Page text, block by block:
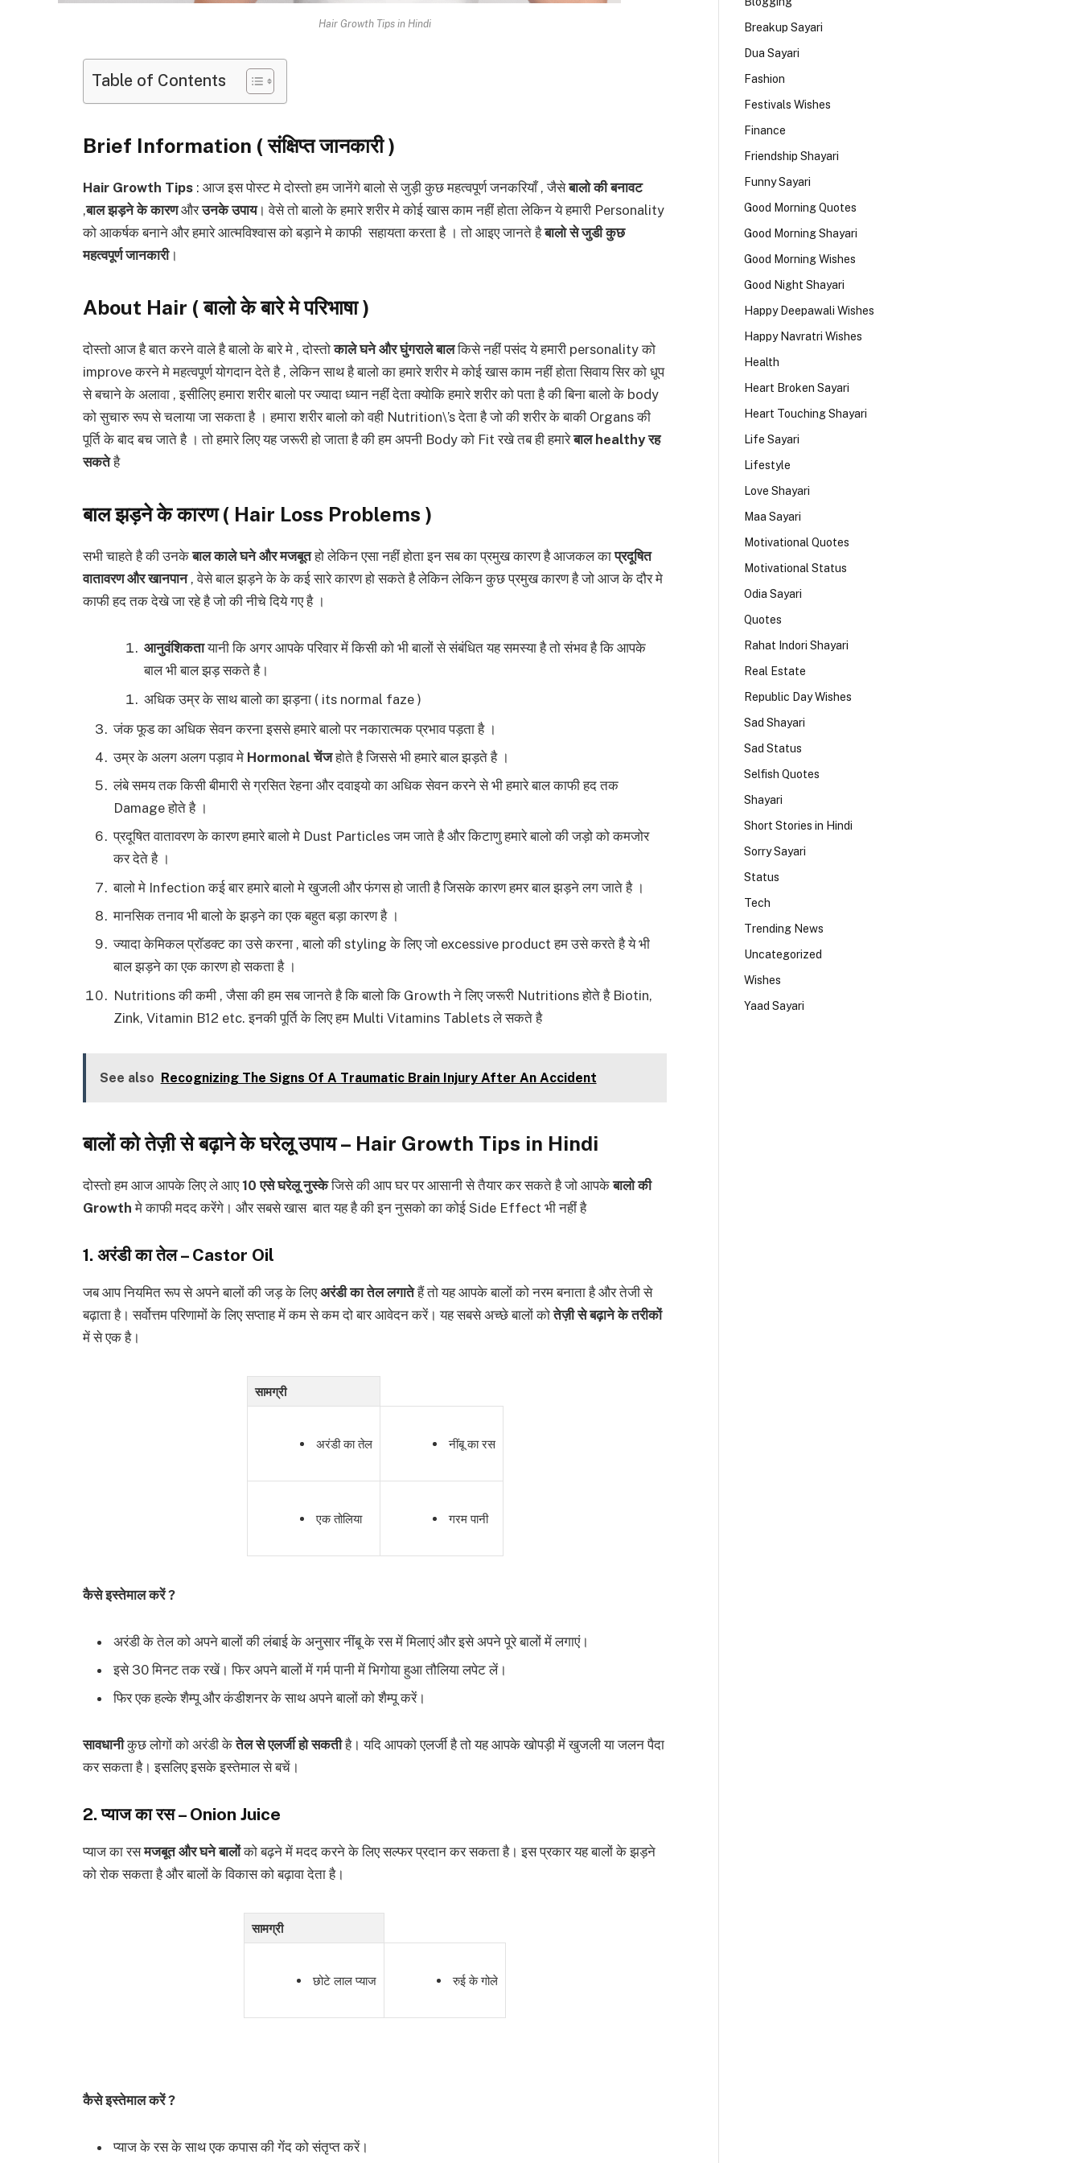
Hair Growth Tips in Hindi
Table of Contents
Brief Information ( संक्षिप्त जानकारी )
Hair Growth Tips : आज इस पोस्ट मे दोस्तो हम जानेंगे बालो से जुड़ी कुछ महत्वपूर्ण जनकरियाँ , जैसेबालो की बनावट
,बाल झड़ने के कारणऔरउनके उपाय। वेसे तो बालो के हमारे शरीर मे कोई खास काम नहीं होता लेकिन ये हमारी Personality
को आकर्षक बनाने और हमारे आत्मविश्वास को बड़ाने मे काफी सहायता करता है । तो आइए जानते हैबालो से जुडी कुछ
महत्वपूर्ण जानकारी।
About Hair ( बालो के बारे मे परिभाषा )
दोस्तो आज है बात करने वाले है बालो के बारे मे , दोस्तोकाले घने और घुंगराले बालकिसे नहीं पसंद ये हमारी personality को
improve करने मे महत्वपूर्ण योगदान देते है , लेकिन साथ है बालो का हमारे शरीर मे कोई खास काम नहीं होता सिवाय सिर को धूप
से बचाने के अलावा , इसीलिए हमारा शरीर बालो पर ज्यादा ध्यान नहीं देता क्योकि हमारे शरीर को पता है की बिना बालो के body
को सुचारु रूप से चलाया जा सकता है । हमारा शरीर बालो को वही Nutrition\’s देता है जो की शरीर के बाकी Organs की
पूर्ति के बाद बच जाते है । तो हमारे लिए यह जरूरी हो जाता है की हम अपनी Body को Fit रखे तब ही हमारेबाल healthy रह
सकतेहै
बाल झड़ने के कारण ( Hair Loss Problems )
सभी चाहते है की उनकेबाल काले घने और मजबूतहो लेकिन एसा नहीं होता इन सब का प्रमुख कारण है आजकल काप्रदूषित
वातावरण और खानपान, वेसे बाल झड़ने के के कई सारे कारण हो सकते है लेकिन लेकिन कुछ प्रमुख कारण है जो आज के दौर मे
काफी हद तक देखे जा रहे है जो की नीचे दिये गए है ।
आनुवंशिकतायानी कि अगर आपके परिवार में किसी को भी बालों से संबंधित यह समस्या है तो संभव है कि आपके
बाल भी बाल झड़ सकते है।
अधिक उम्र के साथ बालो का झड़ना ( its normal faze )
जंक फूड का अधिक सेवन करना इससे हमारे बालो पर नकारात्मक प्रभाव पड़ता है ।
उम्र के अलग अलग पड़ाव मे Hormonal चेंजहोते है जिससे भी हमारे बाल झड़ते है ।
लंबे समय तक किसी बीमारी से ग्रसित रेहना और दवाइयो का अधिक सेवन करने से भी हमारे बाल काफी हद तक
Damage होते है ।
प्रदूषित वातावरण के कारण हमारे बालो मे Dust Particles जम जाते है और किटाणु हमारे बालो की जड़ो को कमजोर
कर देते है ।
बालो मे Infection कई बार हमारे बालो मे खुजली और फंगस हो जाती है जिसके कारण हमर बाल झड़ने लग जाते है ।
मानसिक तनाव भी बालो के झड़ने का एक बहुत बड़ा कारण है ।
ज्यादा केमिकल प्रॉडक्ट का उसे करना , बालो की styling के लिए जो excessive product हम उसे करते है ये भी
बाल झड़ने का एक कारण हो सकता है ।
Nutritions की कमी , जैसा की हम सब जानते है कि बालो कि Growth ने लिए जरूरी Nutritions होते है Biotin,
Zink, Vitamin B12 etc. इनकी पूर्ति के लिए हम Multi Vitamins Tablets ले सकते है
See also Recognizing The Signs Of A Traumatic Brain Injury After An Accident
बालों को तेज़ी से बढ़ाने के घरेलू उपाय – Hair Growth Tips in Hindi
दोस्तो हम आज आपके लिए ले आए10 एसे घरेलू नुस्केजिसे की आप घर पर आसानी से तैयार कर सकते है जो आपकेबालो की
Growth मे काफी मदद करेंगे। और सबसे खास बात यह है की इन नुसको का कोई Side Effect भी नहीं है
1. अरंडी का तेल – Castor Oil
जब आप नियमित रूप से अपने बालों की जड़ के लिएअरंडी का तेल लगातेहैं तो यह आपके बालों को नरम बनाता है और तेजी से
बढ़ाता है। सर्वोत्तम परिणामों के लिए सप्ताह में कम से कम दो बार आवेदन करें। यह सबसे अच्छे बालों कोतेज़ी से बढ़ाने के तरीकों
में से एक है।
सामग्री
अरंडी का तेल नींबू का रस
एक तोलिया गरम पानी
कैसे इस्तेमाल करें ?
अरंडी के तेल को अपने बालों की लंबाई के अनुसार नींबू के रस में मिलाएं और इसे अपने पूरे बालों में लगाएं।
इसे 30 मिनट तक रखें। फिर अपने बालों में गर्म पानी में भिगोया हुआ तौलिया लपेट लें।
फिर एक हल्के शैम्पू और कंडीशनर के साथ अपने बालों को शैम्पू करें।
सावधानीकुछ लोगों को अरंडी केतेल से एलर्जी हो सकतीहै। यदि आपको एलर्जी है तो यह आपके खोपड़ी में खुजली या जलन पैदा
कर सकता है। इसलिए इसके इस्तेमाल से बचें।
2. प्याज का रस – Onion Juice
प्याज का रसमजबूत और घने बालोंको बढ़ने में मदद करने के लिए सल्फर प्रदान कर सकता है। इस प्रकार यह बालों के झड़ने
को रोक सकता है और बालों के विकास को बढ़ावा देता है।
सामग्री
छोटे लाल प्याज रुई के गोले
कैसे इस्तेमाल करें ?
प्याज के रस के साथ एक कपास की गेंद को संतृप्त करें।
Breakup Sayari
Dua Sayari
Fashion
Festivals Wishes
Finance
Friendship Shayari
Funny Sayari
Good Morning Quotes
Good Morning Shayari
Good Morning Wishes
Good Night Shayari
Happy Deepawali Wishes
Happy Navratri Wishes
Health
Heart Broken Sayari
Heart Touching Shayari
Life Sayari
Lifestyle
Love Shayari
Maa Sayari
Motivational Quotes
Motivational Status
Odia Sayari
Quotes
Rahat Indori Shayari
Real Estate
Republic Day Wishes
Sad Shayari
Sad Status
Selfish Quotes
Shayari
Short Stories in Hindi
Sorry Sayari
Status
Tech
Trending News
Uncategorized
Wishes
Yaad Sayari